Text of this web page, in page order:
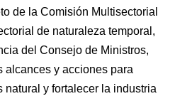
de la Comisión Multisectorial
de naturaleza temporal,
del Consejo de Ministros,
alcances y acciones para
natural y fortalecer la industria